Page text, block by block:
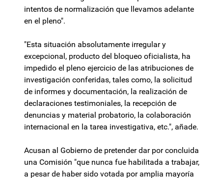
intentos de normalización que llevamos adelante
en el pleno".
"Esta situación absolutamente irregular y
excepcional, producto del bloqueo oficialista, ha
impedido el pleno ejercicio de las atribuciones de
investigación conferidas, tales como, la solicitud
de informes y documentación, la realización de
declaraciones testimoniales, la recepción de
denuncias y material probatorio, la colaboración
internacional en la tarea investigativa, etc.", añade.
Acusan al Gobierno de pretender dar por concluida
una Comisión "que nunca fue habilitada a trabajar,
a pesar de haber sido votada por amplia mayoría